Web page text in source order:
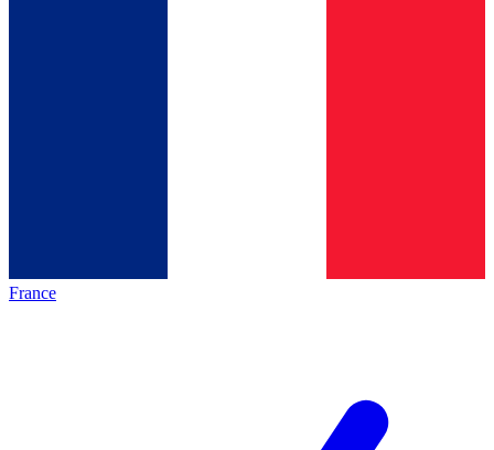
France